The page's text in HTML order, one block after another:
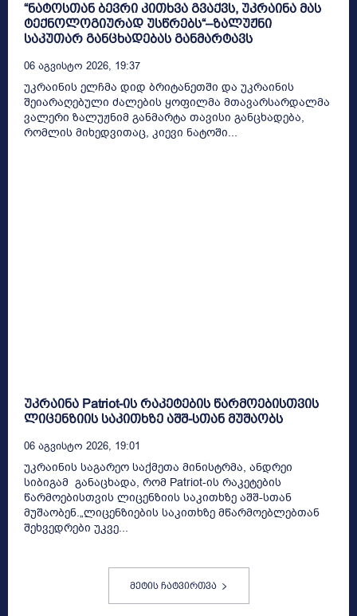
“ნატოსთან ბევრი კითხვა გვაქვს, უკრაინა მას
ტექნოლოგიურად უსწრებს“–ზალუჟნი
საკუთარ განცხადებას განმარტავს
06 Აგვისტო 2026, 19:37
უკრაინის ელჩმა დიდ ბრიტანეთში და უკრაინის
შეიარაღებული ძალების ყოფილმა მთავარსარდალმა
ვალერი ზალუჟნიმ განმარტა თავისი განცხადება,
რომლის მიხედვითაც, კიევი ნატოში...
უკრაინა Patriot-ის რაკეტების წარმოებისთვის
ლიცენზიის საკითხზე აშშ-სთან მუშაობს
06 Აგვისტო 2026, 19:01
უკრაინის საგარეო საქმეთა მინისტრმა, ანდრეი
სიბიგამ განაცხადა, რომ Patriot-ის რაკეტების
წარმოებისთვის ლიცენზიის საკითხზე აშშ-სთან
მუშაობენ.„ლიცენზიების საკითხზე მწარმოებლებთან
შეხვედრები უკვე...
მეტის ჩატვირთვა